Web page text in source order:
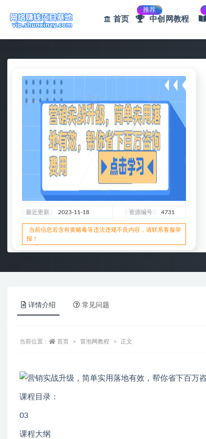
首页
推荐
中创网教程
最近更新 2023-11-18 资源编号 4731
当前信息若含有黄赌毒等违法违规不良内容，请联系客服举
报！
详情介绍 常见问题
当前位置： 首页 冒泡网教程 正文
课程目录：
03
课程大纲